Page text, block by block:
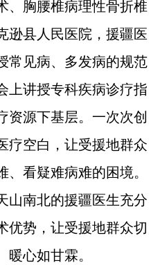
、胸腰椎病理性骨折椎
逊县人民医院，援疆医
常见病、多发病的规范
上讲授专科疾病诊疗指
资源下基层。一次次创
疗空白，让受援地群众
看疑难病难的困境。
山南北的援疆医生充分
优势，让受援地群众切
心如甘霖。